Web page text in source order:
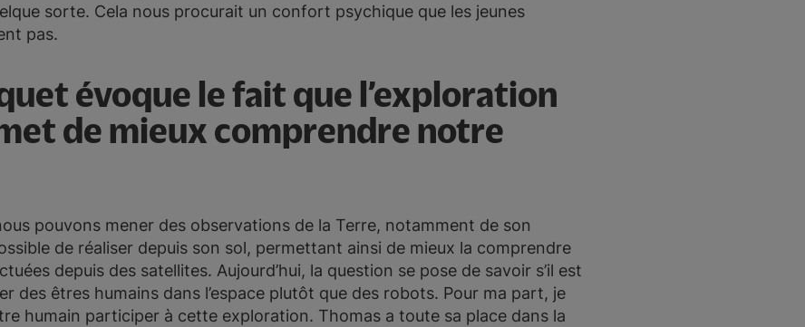
sorte. Cela nous procurait un confort psychique que les jeunes
pas.
évoque le fait que l’exploration
de mieux comprendre notre
pouvons mener des observations de la Terre, notamment de son
de réaliser depuis son sol, permettant ainsi de mieux la comprendre
depuis des satellites. Aujourd’hui, la question se pose de savoir s’il est
des êtres humains dans l’espace plutôt que des robots. Pour ma part, je
humain participer à cette exploration. Thomas a toute sa place dans la